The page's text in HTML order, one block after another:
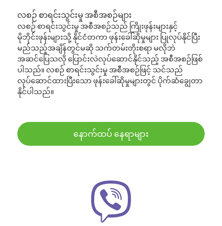
လစဉ် စာရင်းသွင်းမှု အစီအစဉ်များ
လစဉ် စာရင်းသွင်းမှု အစီအစဉ်သည် ကြိုးဖုန်းများနှင့်
မိုဘိုင်းဖုန်းများသို့ နိုင်ငံတကာ ဖုန်းခေါ်ဆိုမှုများ ပြုလုပ်နိုင်ပြီး
မည်သည့်အချိန်တွင်မဆို သက်တမ်းတိုးစရာ မလိုဘဲ
အဆင်ပြေသလို ပြောင်းလဲလုပ်ဆောင်နိုင်သည့် အစီအစဉ်ဖြစ်
ပါသည်။ လစဉ် စာရင်းသွင်းမှု အစီအစဉ်ဖြင့် သင်သည်
လုပ်ဆောင်ထားပြီးသော ဖုန်းခေါ်ဆိုမှုများတွင် ပိုက်ဆံချွေတာ
နိုင်ပါသည်။
နောက်ထပ် နေရာများ